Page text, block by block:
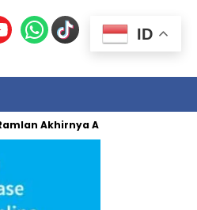
Angkat Bicara
ID